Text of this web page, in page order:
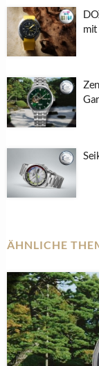
mit
ÄHNLICHE